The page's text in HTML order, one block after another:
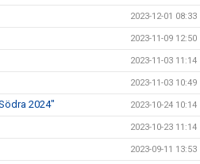
2023-12-01 08:33
2023-11-09 12:50
2023-11-03 11:14
2023-11-03 10:49
2024" 2023-10-24 10:14
2023-10-23 11:14
2023-09-11 13:53